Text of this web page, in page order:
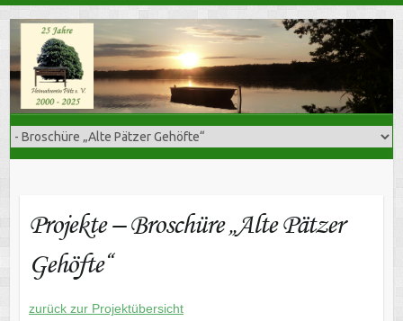
content
Projekte – Broschüre „Alte Pätzer
Gehöfte“
zurück zur Projektübersicht